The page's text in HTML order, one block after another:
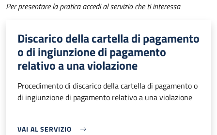
Per presentare la pratica accedi al servizio che ti interessa
Discarico della cartella di pagamento
o di ingiunzione di pagamento
relativo a una violazione
Procedimento di discarico della cartella di pagamento o
di ingiunzione di pagamento relativo a una violazione
VAI AL SERVIZIO